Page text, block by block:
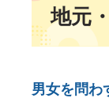
地元
男女を問わ